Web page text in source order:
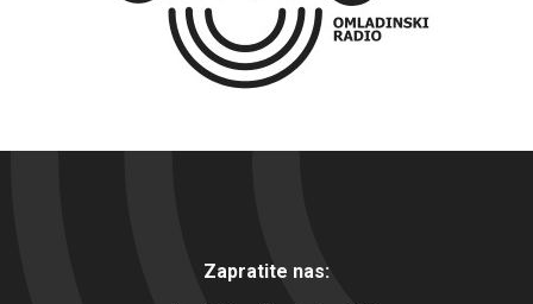
Zapratite nas: